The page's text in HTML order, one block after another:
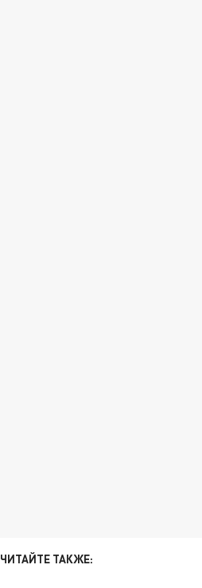
ЧИТАЙТЕ ТАКЖЕ: